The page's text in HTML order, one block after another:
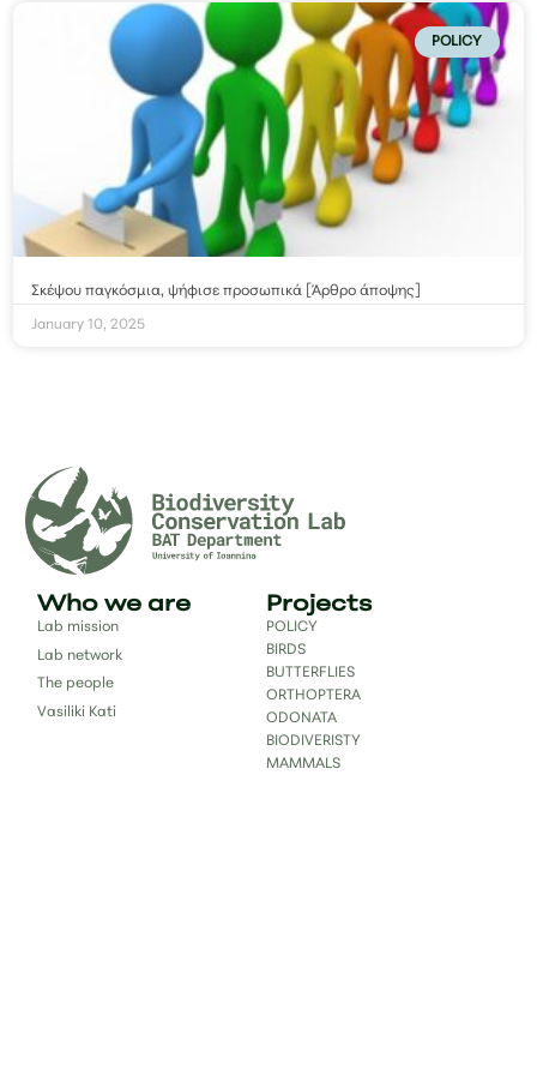
POLICY
Σκέψου παγκόσμια, ψήφισε προσωπικά [Άρθρο άποψης]
January 10, 2025
Who we are
Lab mission
Lab network
The people
Vasiliki Kati
Projects
POLICY
BIRDS
BUTTERFLIES
ORTHOPTERA
ODONATA
BIODIVERISTY
MAMMALS